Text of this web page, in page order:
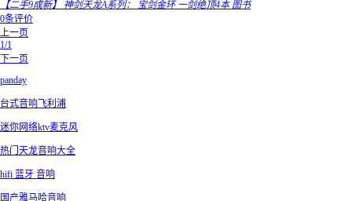
【二手9成新】 神剑天龙A系列： 宝剑金环 一剑绝顶4本 图书
0条评价
上一页
1/1
下一页
panday
台式音响飞利浦
迷你网络ktv麦克风
热门天龙音响大全
hifi 蓝牙 音响
国产雅马哈音响